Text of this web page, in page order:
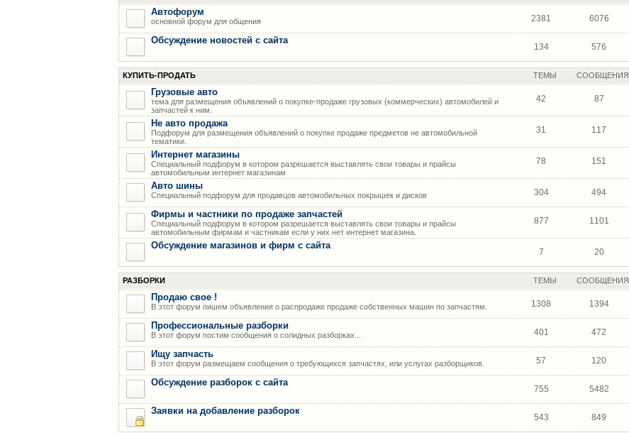
Автофорум
основной форум для общения 2381 6076
Обсуждение новостей с сайта
134 576
КУПИТЬ-ПРОДАТЬ ТЕМЫ СООБЩЕНИЯ
Грузовые авто
тема для размещения объявлений о покупке-продаже грузовых (коммерческих) автомобилей и
запчастей к ним.
42 87
Не авто продажа
Подфорум для размещения объявлений о покупке продаже предметов не автомобильной
тематики.
31 117
Интернет магазины
Специальный подфорум в котором разрешается выставлять свои товары и прайсы
автомобильным интернет магазинам
78 151
Авто шины
Специальный подфорум для продавцов автомобильных покрышек и дисков 304 494
Фирмы и частники по продаже запчастей
Специальный подфорум в котором разрешается выставлять свои товары и прайсы
автомобильным фирмам и частникам если у них нет интернет магазина.
877 1101
Обсуждение магазинов и фирм с сайта
7 20
РАЗБОРКИ ТЕМЫ СООБЩЕНИЯ
Продаю свое !
В этот форум пишем объявления о распродаже продаже собственных машин по запчастям. 1308 1394
Профессиональные разборки
В этот форум постим сообщения о солидных разборках... 401 472
Ищу запчасть
В этот форум размещаем сообщения о требующихся запчастях, или услугах разборщиков. 57 120
Обсуждение разборок с сайта
755 5482
Заявки на добавление разборок
543 849